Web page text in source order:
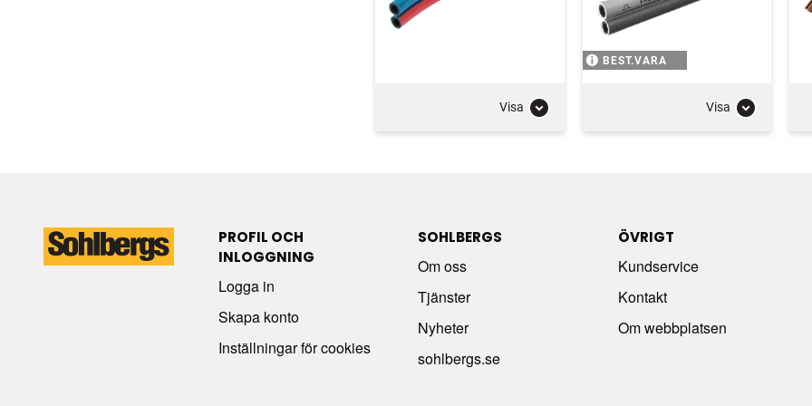
Visa
BEST.VARA
Visa
PROFIL OCH
INLOGGNING
Logga in
Skapa konto
Inställningar för cookies
SOHLBERGS
Om oss
Tjänster
Nyheter
sohlbergs.se
ÖVRIGT
Kundservice
Kontakt
Om webbplatsen